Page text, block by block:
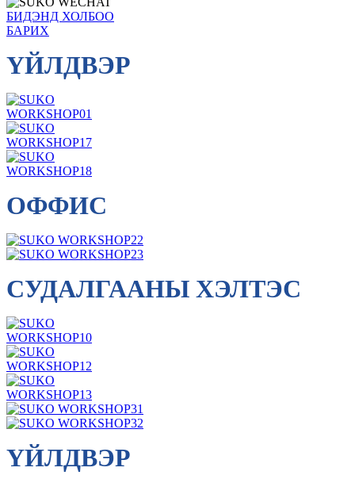
БИДЭНД ХОЛБОО
БАРИХ
ҮЙЛДВЭР
ОФФИС
СУДАЛГААНЫ ХЭЛТЭС
ҮЙЛДВЭР